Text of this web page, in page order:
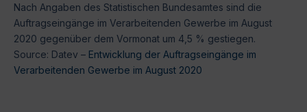
Nach Angaben des Statistischen Bundesamtes sind die
Auftragseingänge im Verarbeitenden Gewerbe im August
2020 gegenüber dem Vormonat um 4,5 % gestiegen.
Source: Datev – Entwicklung der Auftragseingänge im
Verarbeitenden Gewerbe im August 2020